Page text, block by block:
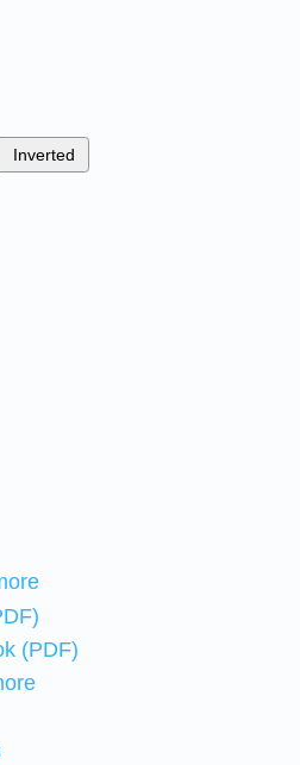
Inverted
(PDF)